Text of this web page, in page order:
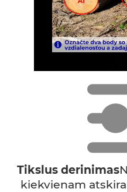
Tikslus derinimas
kiekvienam